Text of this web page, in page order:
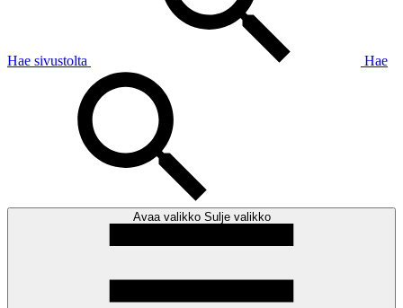
Hae sivustolta Hae
Avaa valikko Sulje valikko